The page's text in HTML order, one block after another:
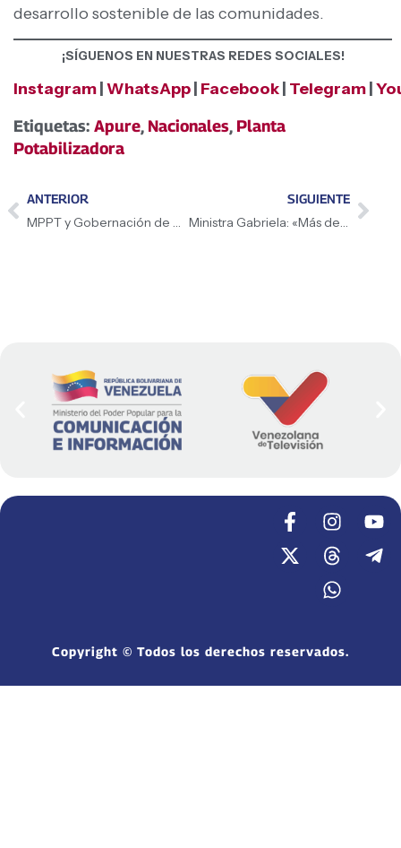
desarrollo sostenible de las comunidades.
¡SÍGUENOS EN NUESTRAS REDES SOCIALES!
Instagram WhatsApp Facebook Telegram
Etiquetas: Apure, Nacionales, Planta
Potabilizadora
ANTERIOR
MPPT y Gobernación de Anzoátegui celebran reactivación de ruta aérea entre Panamá y Barcelona
SIGUIENTE
Ministra Gabriela: «Más de 30 instituciones educativas en 15 estados del país son atendidas con estos kits, diseñados y fabricados en Venezuela»
Copyright © Todos los derechos reservados.